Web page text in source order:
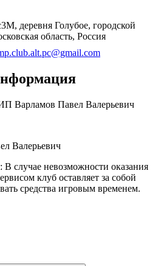
деревня Голубое, городской
область, Россия
Варламов Павел Валерьевич
Валерьевич
В случае невозможности оказания
клуб оставляет за собой
средства игровым временем.